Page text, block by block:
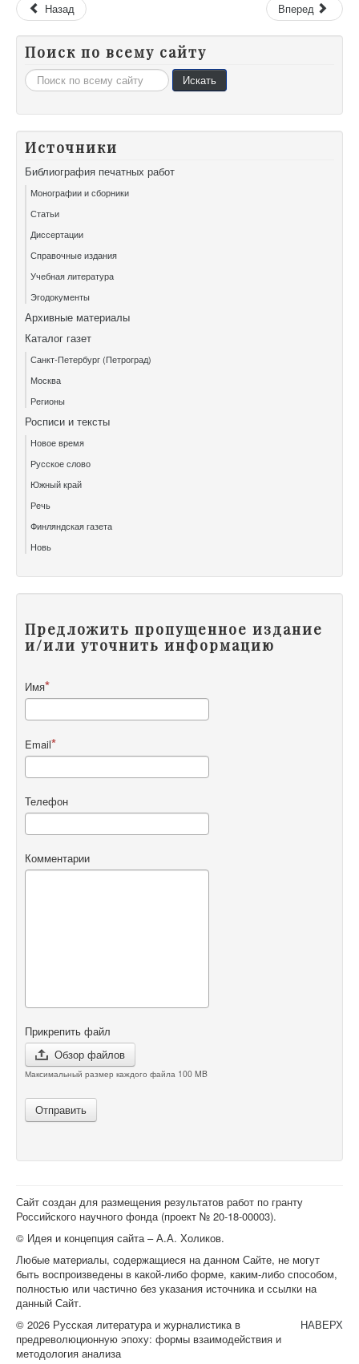
Назад Вперед
Поиск по всему сайту
Искать... Искать
Источники
Библиография печатных работ
Монографии и сборники
Статьи
Диссертации
Справочные издания
Учебная литература
Эгодокументы
Архивные материалы
Каталог газет
Санкт-Петербург (Петроград)
Москва
Регионы
Росписи и тексты
Новое время
Русское слово
Южный край
Речь
Финляндская газета
Новь
Предложить пропущенное издание
и/или уточнить информацию
Имя
Email
Телефон
Комментарии
Прикрепить файл
Обзор файлов
Максимальный размер каждого файла 100 MB
Отправить
Сайт создан для размещения результатов работ по гранту
Российского научного фонда (проект № 20-18-00003).
© Идея и концепция сайта – А.А. Холиков.
Любые материалы, содержащиеся на данном Сайте, не могут
быть воспроизведены в какой-либо форме, каким-либо способом,
полностью или частично без указания источника и ссылки на
данный Сайт.
НАВЕРХ
© 2026 Русская литература и журналистика в
предреволюционную эпоху: формы взаимодействия и
методология анализа